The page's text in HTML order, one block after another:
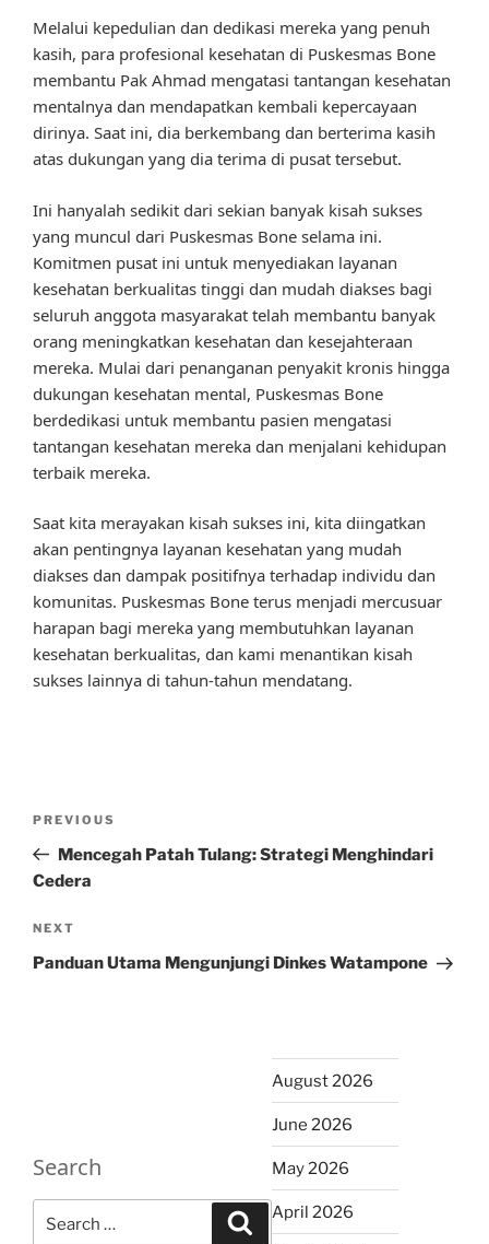
Melalui kepedulian dan dedikasi mereka yang penuh
kasih, para profesional kesehatan di Puskesmas Bone
membantu Pak Ahmad mengatasi tantangan kesehatan
mentalnya dan mendapatkan kembali kepercayaan
dirinya. Saat ini, dia berkembang dan berterima kasih
atas dukungan yang dia terima di pusat tersebut.
Ini hanyalah sedikit dari sekian banyak kisah sukses
yang muncul dari Puskesmas Bone selama ini.
Komitmen pusat ini untuk menyediakan layanan
kesehatan berkualitas tinggi dan mudah diakses bagi
seluruh anggota masyarakat telah membantu banyak
orang meningkatkan kesehatan dan kesejahteraan
mereka. Mulai dari penanganan penyakit kronis hingga
dukungan kesehatan mental, Puskesmas Bone
berdedikasi untuk membantu pasien mengatasi
tantangan kesehatan mereka dan menjalani kehidupan
terbaik mereka.
Saat kita merayakan kisah sukses ini, kita diingatkan
akan pentingnya layanan kesehatan yang mudah
diakses dan dampak positifnya terhadap individu dan
komunitas. Puskesmas Bone terus menjadi mercusuar
harapan bagi mereka yang membutuhkan layanan
kesehatan berkualitas, dan kami menantikan kisah
sukses lainnya di tahun-tahun mendatang.
Previous
Post
PREVIOUS
Mencegah Patah Tulang: Strategi Menghindari
Cedera
Next
Post
NEXT
Panduan Utama Mengunjungi Dinkes Watampone
Search
Search
August 2026
June 2026
May 2026
April 2026